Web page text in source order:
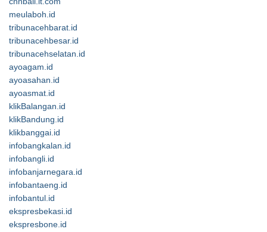
meulaboh.id
tribunacehbarat.id
tribunacehbesar.id
tribunacehselatan.id
ayoagam.id
ayoasahan.id
ayoasmat.id
klikBalangan.id
klikBandung.id
klikbanggai.id
infobangkalan.id
infobangli.id
infobanjarnegara.id
infobantaeng.id
infobantul.id
ekspresbekasi.id
ekspresbone.id